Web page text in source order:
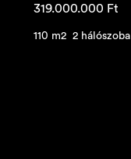
319.000.000 Ft
110 m2 2 hálószoba